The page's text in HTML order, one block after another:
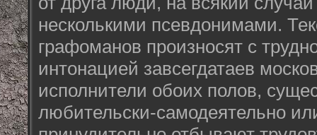
несколькими псевдонимами.
графоманов произносят с
интонацией завсегдатаев
исполнители обоих полов,
любительски-самодеятельно